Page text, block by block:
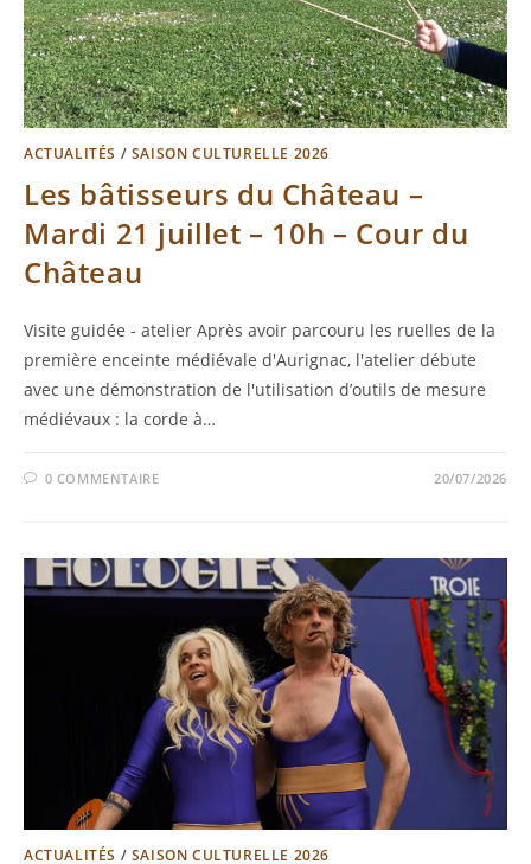
ACTUALITÉS / SAISON CULTURELLE 2026
Les bâtisseurs du Château –
Mardi 21 juillet – 10h – Cour du
Château
Visite guidée - atelier Après avoir parcouru les ruelles de la
première enceinte médiévale d'Aurignac, l'atelier débute
avec une démonstration de l'utilisation d’outils de mesure
médiévaux : la corde à…
0 COMMENTAIRE 20/07/2026
ACTUALITÉS / SAISON CULTURELLE 2026